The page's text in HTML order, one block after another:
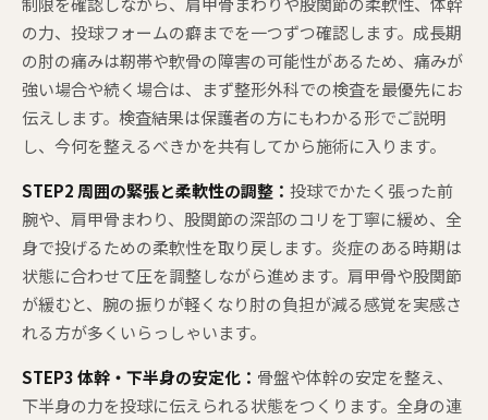
の力、投球フォームの癖までを一つずつ確認します。成長期
の肘の痛みは靭帯や軟骨の障害の可能性があるため、痛みが
強い場合や続く場合は、まず整形外科での検査を最優先にお
伝えします。検査結果は保護者の方にもわかる形でご説明
し、今何を整えるべきかを共有してから施術に入ります。
STEP2 周囲の緊張と柔軟性の調整： 投球でかたく張った前
腕や、肩甲骨まわり、股関節の深部のコリを丁寧に緩め、全
身で投げるための柔軟性を取り戻します。炎症のある時期は
状態に合わせて圧を調整しながら進めます。肩甲骨や股関節
が緩むと、腕の振りが軽くなり肘の負担が減る感覚を実感さ
れる方が多くいらっしゃいます。
STEP3 体幹・下半身の安定化： 骨盤や体幹の安定を整え、
下半身の力を投球に伝えられる状態をつくります。全身の連